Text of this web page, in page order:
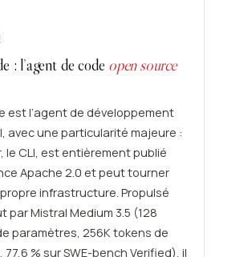
: l’agent de code open source
est l’agent de développement
avec une particularité majeure :
CLI, est entièrement publié
Apache 2.0 et peut tourner
infrastructure. Propulsé
par Mistral Medium 3.5 (128
paramètres, 256K tokens de
% sur SWE-bench Verified), il